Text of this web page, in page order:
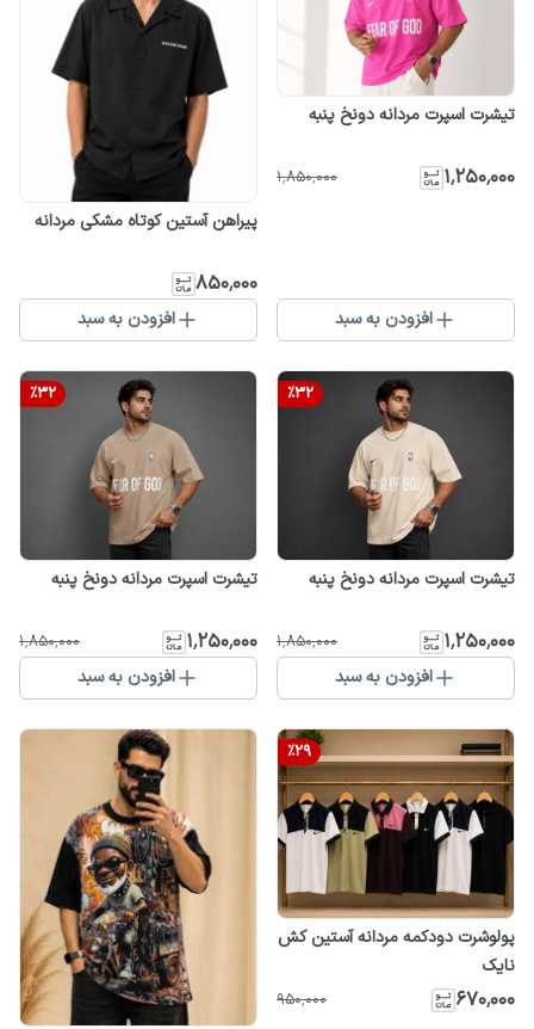
تیشرت اسپرت مردانه دونخ پنبه
۱٬۲۵۰٬۰۰۰ ۱٬۸۵۰٬۰۰۰
افزودن به سبد
پیراهن آستین کوتاه مشکی مردانه
۸۵۰٬۰۰۰
افزودن به سبد
%32
تیشرت اسپرت مردانه دونخ پنبه
۱٬۲۵۰٬۰۰۰ ۱٬۸۵۰٬۰۰۰
افزودن به سبد
%32
تیشرت اسپرت مردانه دونخ پنبه
۱٬۲۵۰٬۰۰۰ ۱٬۸۵۰٬۰۰۰
افزودن به سبد
%29
پولوشرت دودکمه مردانه آستین کش
نایک
۶۷۰٬۰۰۰ ۹۵۰٬۰۰۰